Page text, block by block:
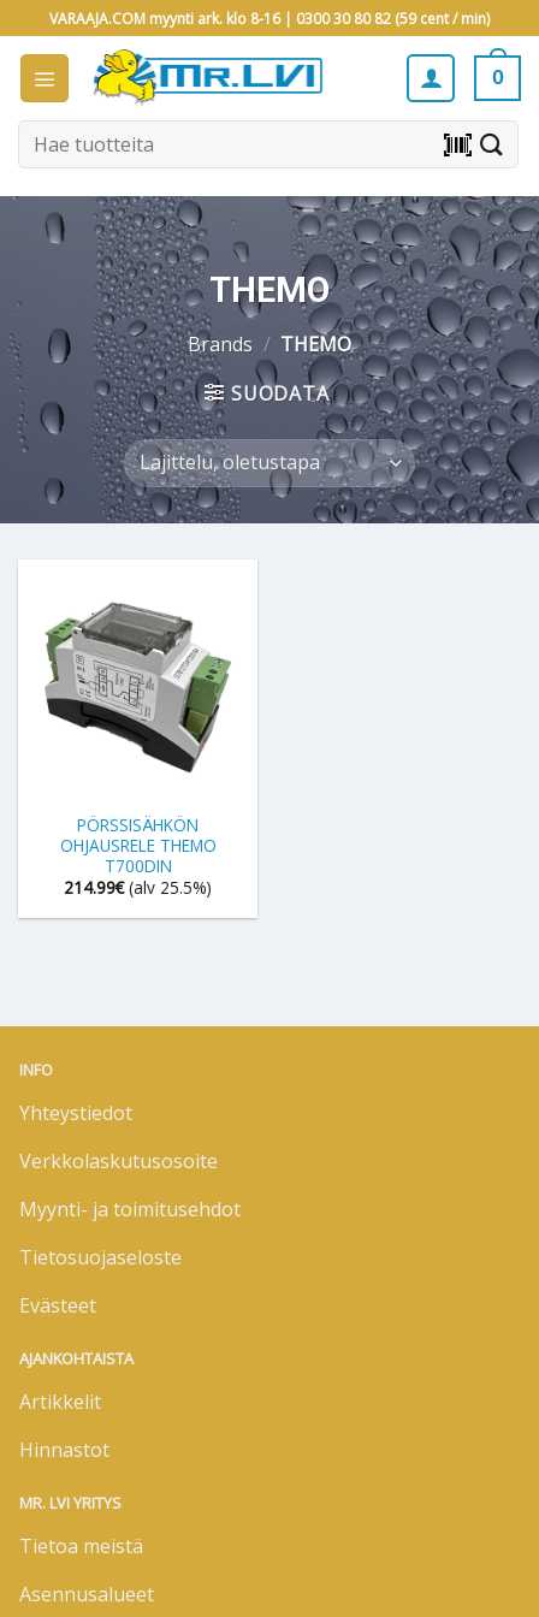
to
content
VARAAJA.COM myynti ark. klo 8-16 | 0300 30 80 82 (59 cent / min)
0
Etsi: barcode_scanner
THEMO
Brands / THEMO
SUODATA
PÖRSSISÄHKÖN
OHJAUSRELE THEMO
T700DIN
214.99€ (alv 25.5%)
INFO
Yhteystiedot
Verkkolaskutusosoite
Myynti- ja toimitusehdot
Tietosuojaseloste
Evästeet
AJANKOHTAISTA
Artikkelit
Hinnastot
MR. LVI YRITYS
Tietoa meistä
Asennusalueet